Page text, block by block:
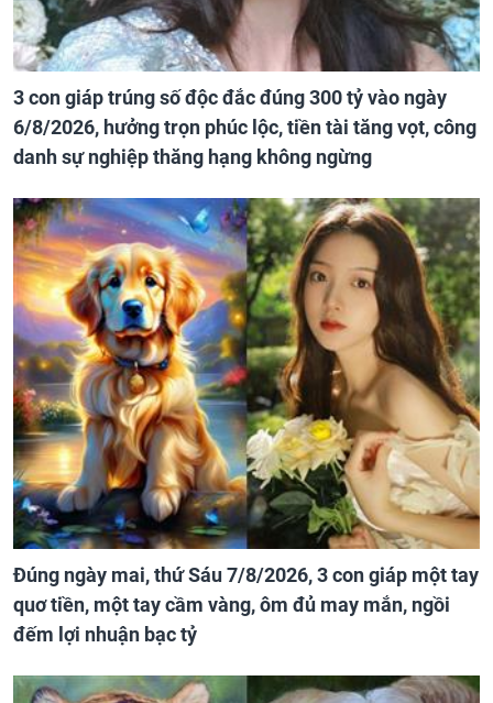
3 con giáp trúng số độc đắc đúng 300 tỷ vào ngày
6/8/2026, hưởng trọn phúc lộc, tiền tài tăng vọt, công
danh sự nghiệp thăng hạng không ngừng
Đúng ngày mai, thứ Sáu 7/8/2026, 3 con giáp một tay
quơ tiền, một tay cầm vàng, ôm đủ may mắn, ngồi
đếm lợi nhuận bạc tỷ